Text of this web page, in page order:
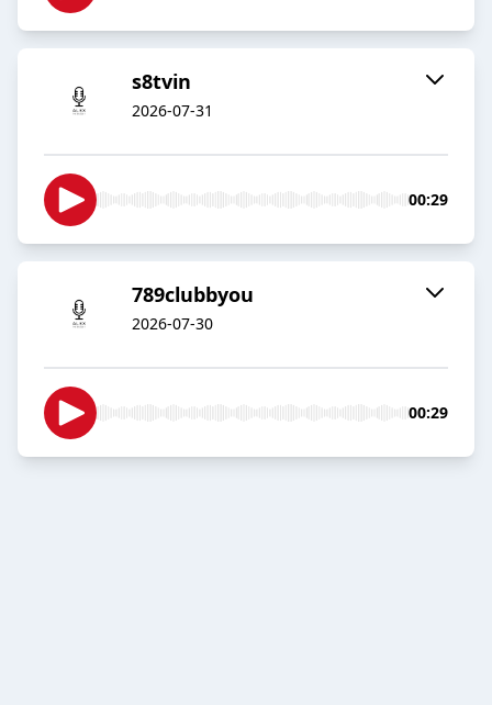
s8tvin
2026-07-31
00:29
789clubbyou
2026-07-30
00:29